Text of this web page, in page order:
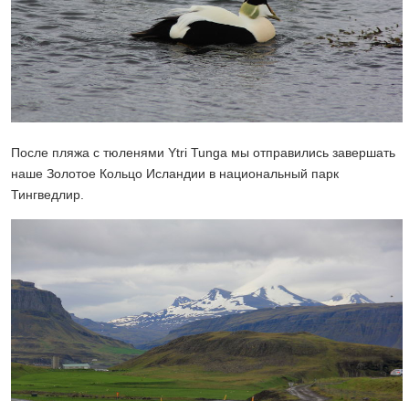
После пляжа с тюленями Ytri Tunga мы отправились завершать
наше Золотое Кольцо Исландии в национальный парк
Тингведлир.